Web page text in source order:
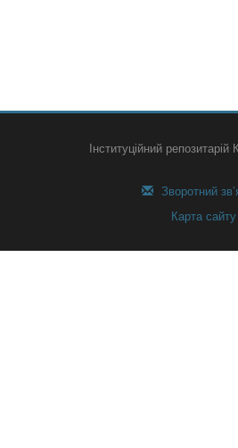
Інституційний
Зворотний
Карта сайту